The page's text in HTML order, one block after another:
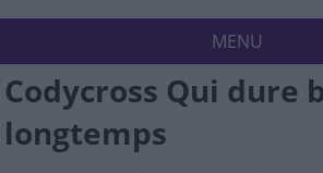
MENU
Accueil Politique de
Avertissement
Codycross Qui dure
longtemps